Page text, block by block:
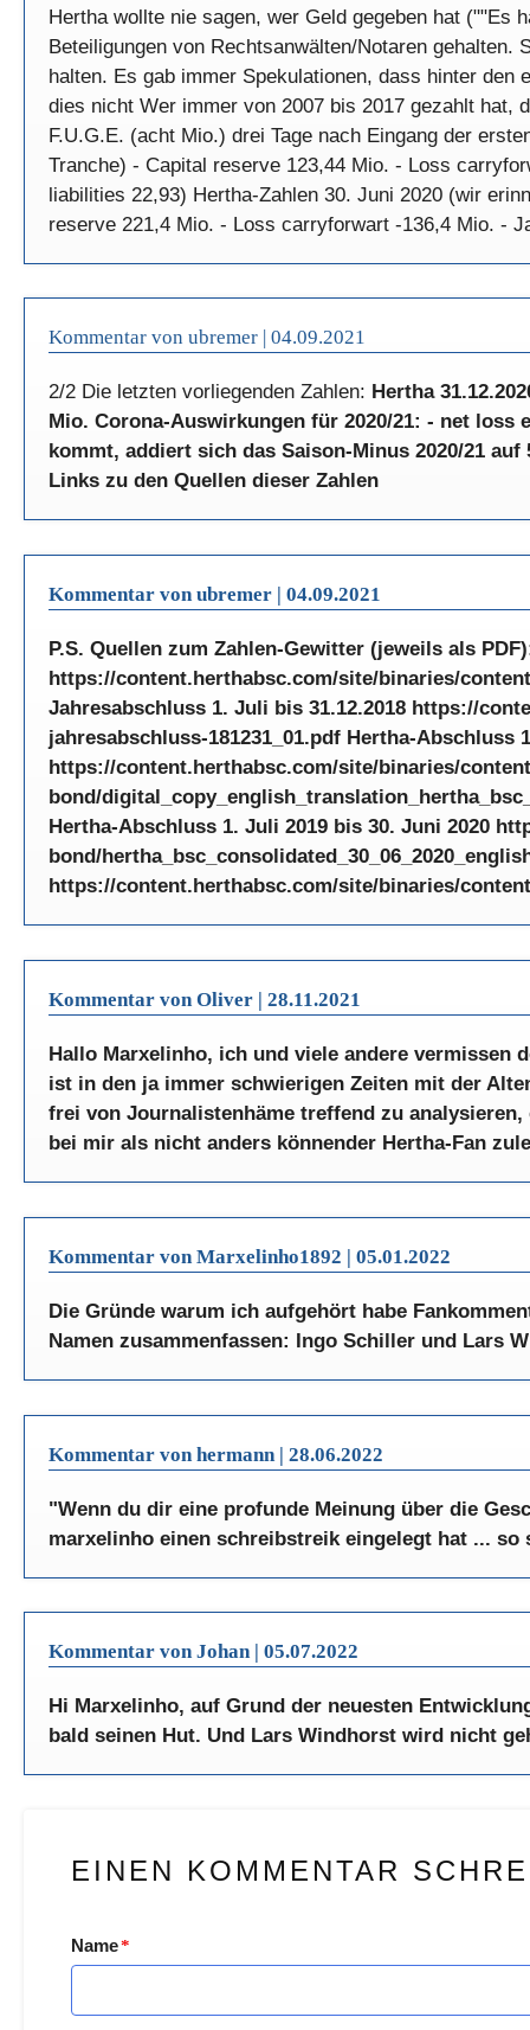
Hertha wollte nie sagen, wer Geld gegeben hat (""Es
Beteiligungen von Rechtsanwälten/Notaren
halten. Es gab immer Spekulationen, dass hinter
dies nicht Wer immer von 2007 bis 2017 gezahlt hat,
F.U.G.E. (acht Mio.) drei Tage nach Eingang der
Tranche) - Capital reserve 123,44 Mio. - Loss
liabilities 22,93) Hertha-Zahlen 30. Juni 2020 (wir
reserve 221,4 Mio. - Loss carryforwart -136,4 Mio. -
Kommentar von ubremer | 04.09.2021
2/2 Die letzten vorliegenden Zahlen: Hertha
Mio. Corona-Auswirkungen für 2020/21: - net loss
kommt, addiert sich das Saison-Minus 2020/21
Links zu den Quellen dieser Zahlen
Kommentar von ubremer | 04.09.2021
P.S. Quellen zum Zahlen-Gewitter (jeweils als
https://content.herthabsc.com/site/binaries/
Jahresabschluss 1. Juli bis 31.12.2018 https://
jahresabschluss-181231_01.pdf Hertha-Abschluss
https://content.herthabsc.com/site/binaries/
bond/
Hertha-Abschluss 1. Juli 2019 bis 30. Juni 2020
bond/
https://content.herthabsc.com/site/binaries/
Kommentar von Oliver | 28.11.2021
Hallo Marxelinho, ich und viele andere vermissen
ist in den ja immer schwierigen Zeiten mit der
frei von Journalistenhäme treffend zu
bei mir als nicht anders könnender Hertha-Fan
Kommentar von Marxelinho1892 | 05.01.2022
Die Gründe warum ich aufgehört habe
Namen zusammenfassen: Ingo Schiller und Lars
Kommentar von hermann | 28.06.2022
"Wenn du dir eine profunde Meinung über die
marxelinho einen schreibstreik eingelegt hat ... so
Kommentar von Johan | 05.07.2022
Hi Marxelinho, auf Grund der neuesten
bald seinen Hut. Und Lars Windhorst wird nicht
EINEN KOMMENTAR
Name*